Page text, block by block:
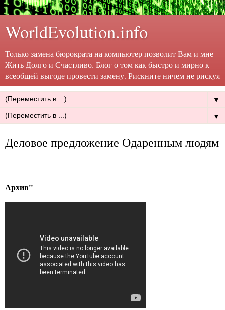
WorldEvolution.info
Только замена бюрократа на компьютер позволит Вам и мне
Жить Долго и Счастливо. Блог о том как быстро и мирно к
всеобщей выгоде провести замену. Рискните ничем не рискуя
▼
▼
Деловое предложение Одаренным людям
Архив"